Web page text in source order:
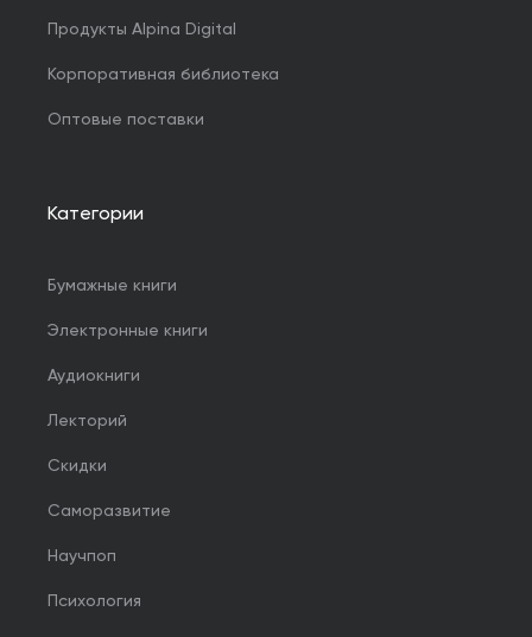
Продукты Alpina Digital
Корпоративная библиотека
Оптовые поставки
Категории
Бумажные книги
Электронные книги
Аудиокниги
Лекторий
Скидки
Саморазвитие
Научпоп
Психология